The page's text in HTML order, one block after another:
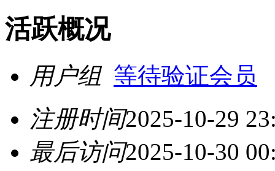
活跃概况
用户组 等待验证会员
注册时间2025-10-29
最后访问2025-10-30